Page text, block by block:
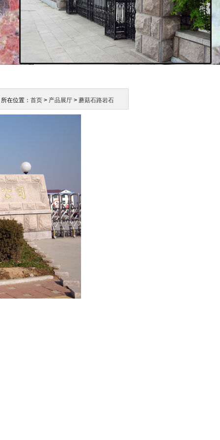
所在位置： 首页 > 产品展厅 > 蘑菇石路岩石